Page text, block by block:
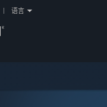
语言